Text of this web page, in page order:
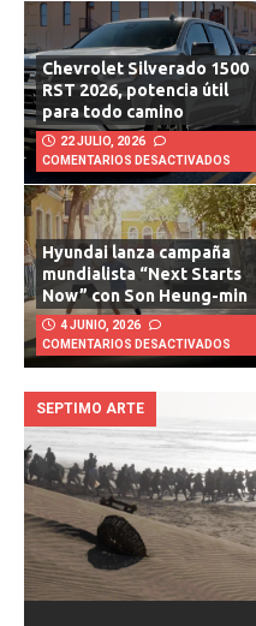
Chevrolet Silverado 1500
RST 2026, potencia útil
para todo camino
22 JULIO, 2026
COMENTARIOS DESACTIVADOS
Hyundai lanza campaña
mundialista “Next Starts
Now” con Son Heung-min
4 JUNIO, 2026
COMENTARIOS DESACTIVADOS
SEPTIMO ARTE